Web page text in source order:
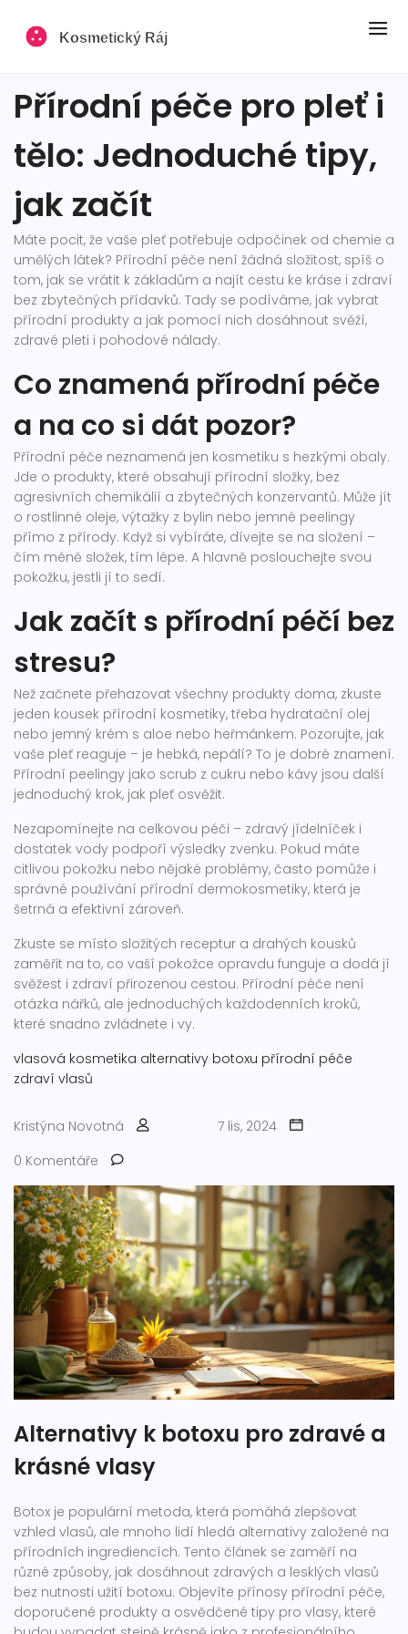
Přírodní péče pro pleť i
tělo: Jednoduché tipy,
jak začít
Máte pocit, že vaše pleť potřebuje odpočinek od chemie a
umělých látek? Přírodní péče není žádná složitost, spíš o
tom, jak se vrátit k základům a najít cestu ke kráse i zdraví
bez zbytečných přídavků. Tady se podíváme, jak vybrat
přírodní produkty a jak pomocí nich dosáhnout svěží,
zdravé pleti i pohodové nálady.
Co znamená přírodní péče
a na co si dát pozor?
Přírodní péče neznamená jen kosmetiku s hezkými obaly.
Jde o produkty, které obsahují přírodní složky, bez
agresivních chemikálií a zbytečných konzervantů. Může jít
o rostlinné oleje, výtažky z bylin nebo jemné peelingy
přímo z přírody. Když si vybíráte, dívejte se na složení –
čím méně složek, tím lépe. A hlavně poslouchejte svou
pokožku, jestli jí to sedí.
Jak začít s přírodní péčí bez
stresu?
Než začnete přehazovat všechny produkty doma, zkuste
jeden kousek přírodní kosmetiky, třeba hydratační olej
nebo jemný krém s aloe nebo heřmánkem. Pozorujte, jak
vaše pleť reaguje – je hebká, nepálí? To je dobré znamení.
Přírodní peelingy jako scrub z cukru nebo kávy jsou další
jednoduchý krok, jak pleť osvěžit.
Nezapomínejte na celkovou péči – zdravý jídelníček i
dostatek vody podpoří výsledky zvenku. Pokud máte
citlivou pokožku nebo nějaké problémy, často pomůže i
správné používání přírodní dermokosmetiky, která je
šetrná a efektivní zároveň.
Zkuste se místo složitých receptur a drahých kousků
zaměřit na to, co vaší pokožce opravdu funguje a dodá jí
svěžest i zdraví přirozenou cestou. Přírodní péče není
otázka nářků, ale jednoduchých každodenních kroků,
které snadno zvládnete i vy.
vlasová kosmetika alternativy botoxu přírodní péče
zdraví vlasů
Kristýna Novotná
7 lis, 2024
0 Komentáře
Alternativy k botoxu pro zdravé a
krásné vlasy
Botox je populární metoda, která pomáhá zlepšovat
vzhled vlasů, ale mnoho lidí hledá alternativy založené na
přírodních ingrediencích. Tento článek se zaměří na
různé způsoby, jak dosáhnout zdravých a lesklých vlasů
bez nutnosti užití botoxu. Objevíte přínosy přírodní péče,
doporučené produkty a osvědčené tipy pro vlasy, které